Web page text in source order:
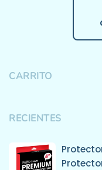
CARRITO
RECIENTES